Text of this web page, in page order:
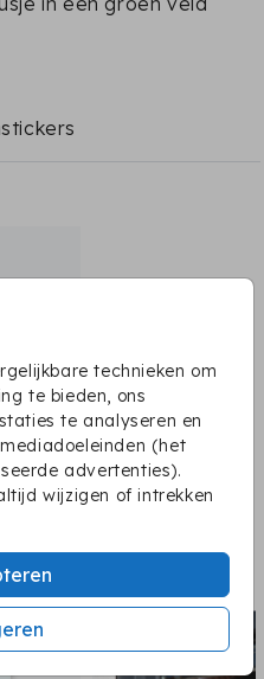
technieken om
te bieden, ons
te analyseren en
(het
advertenties).
wijzigen of intrekken
leuk: